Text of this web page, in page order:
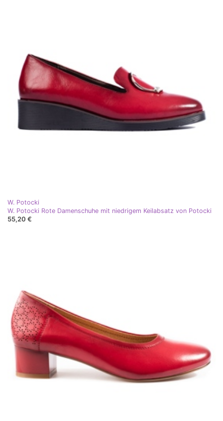
W. Potocki
W. Potocki Rote Damenschuhe mit niedrigem Keilabsatz von Potocki
55,20 €